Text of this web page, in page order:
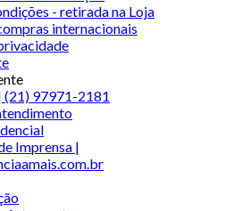
- retirada na Loja
internacionais
(21) 97971-2181
Imprensa |